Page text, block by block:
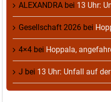
ALEXANDRA bei 13 Uhr:
Gesellschaft 2026 bei
4×4 bei Hoppala,
J bei 13 Uhr: Unfall auf